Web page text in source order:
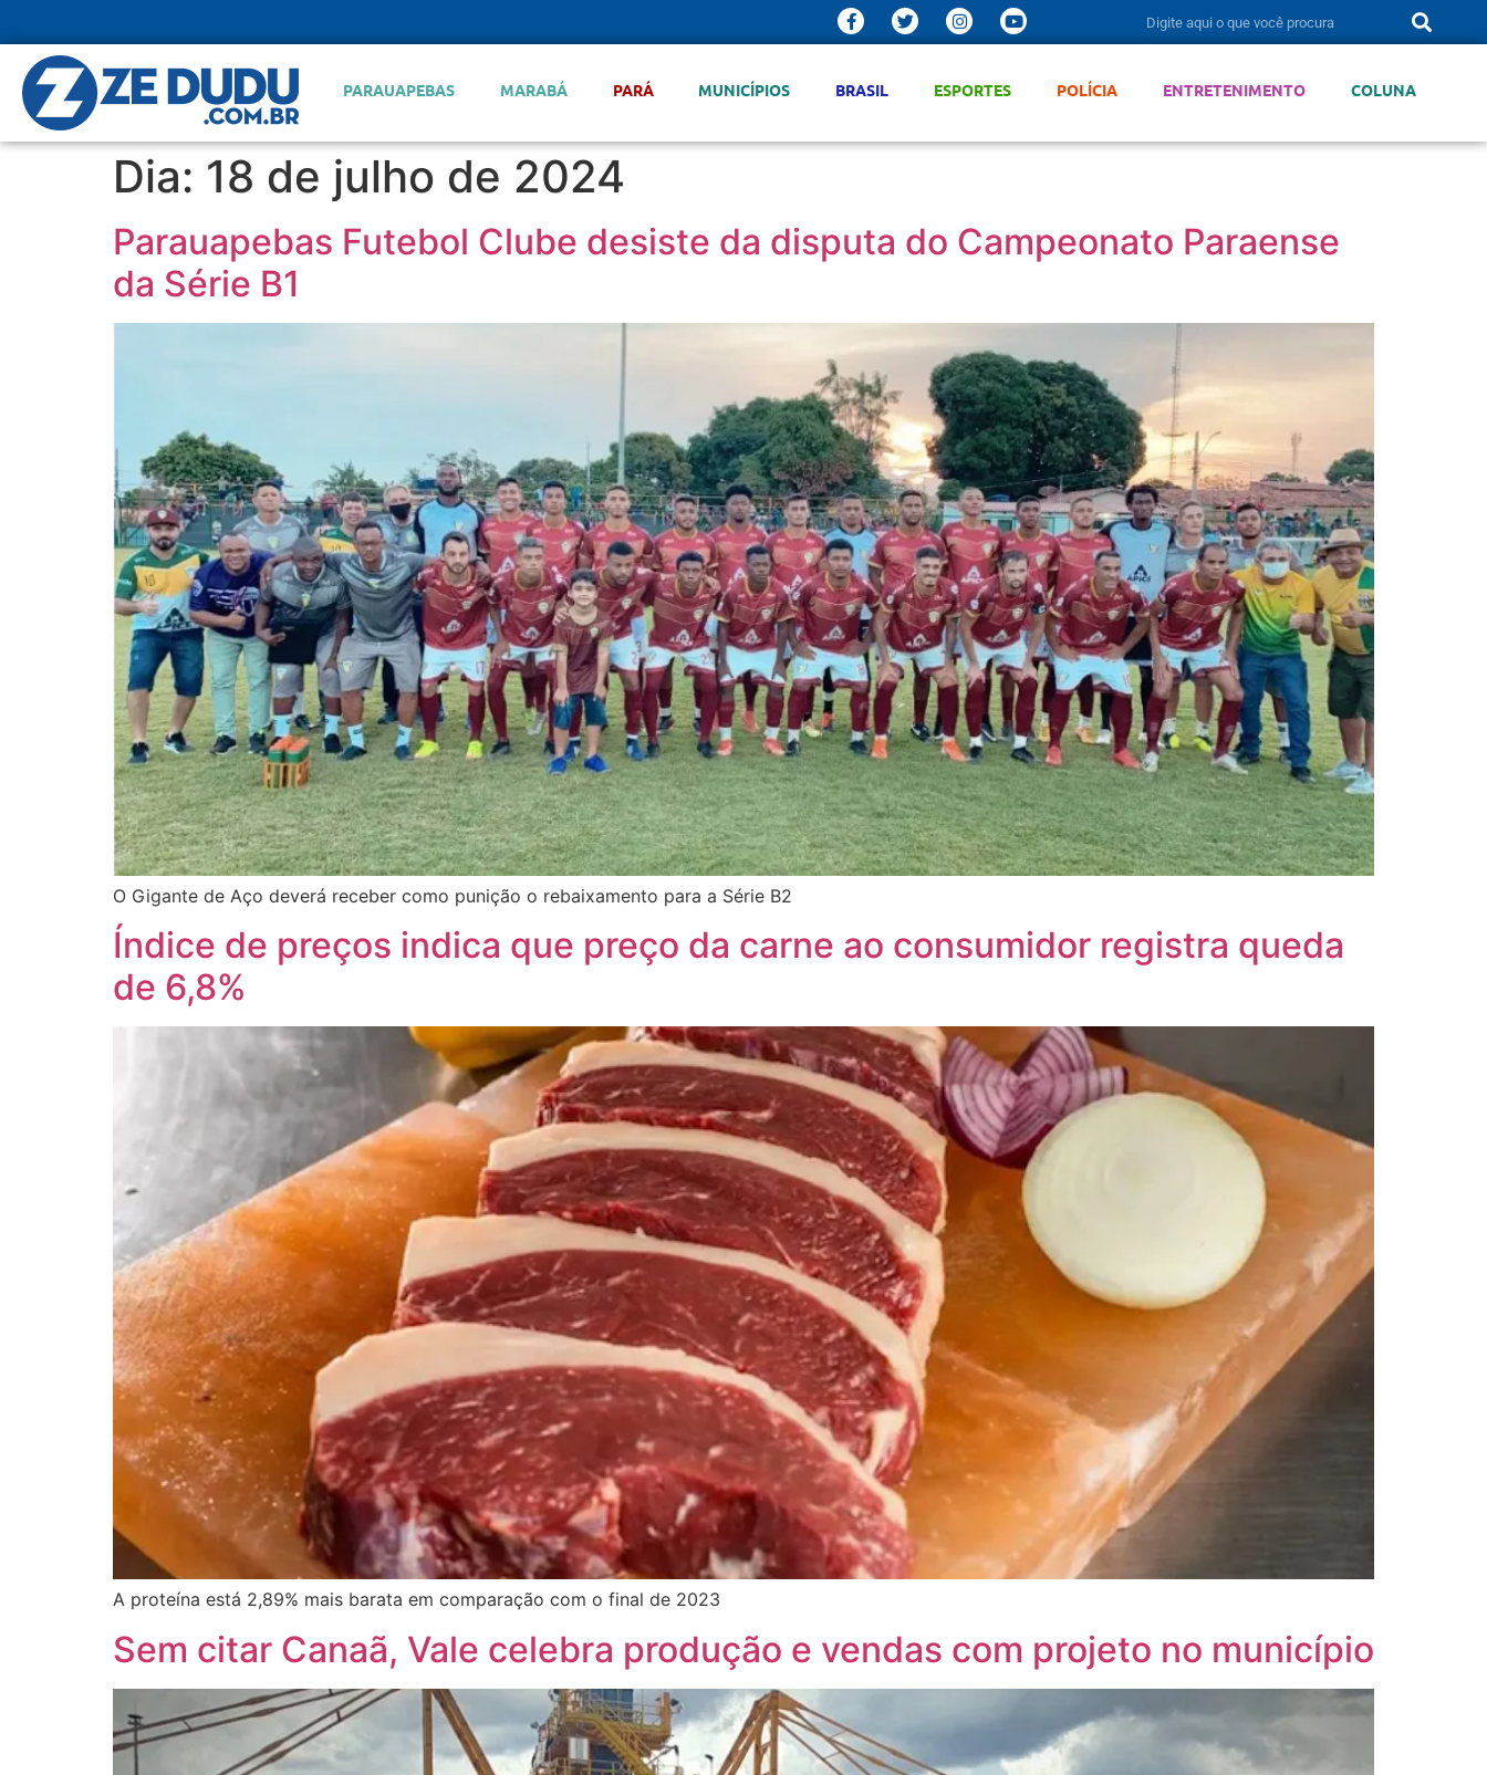
PARAUAPEBAS MARABÁ PARÁ MUNICÍPIOS BRASIL ESPORTES POLÍCIA ENTRETENIMENTO COLUNA
Dia: 18 de julho de 2024
Parauapebas Futebol Clube desiste da disputa do Campeonato Paraense
da Série B1
O Gigante de Aço deverá receber como punição o rebaixamento para a Série B2
Índice de preços indica que preço da carne ao consumidor registra queda
de 6,8%
A proteína está 2,89% mais barata em comparação com o final de 2023
Sem citar Canaã, Vale celebra produção e vendas com projeto no município